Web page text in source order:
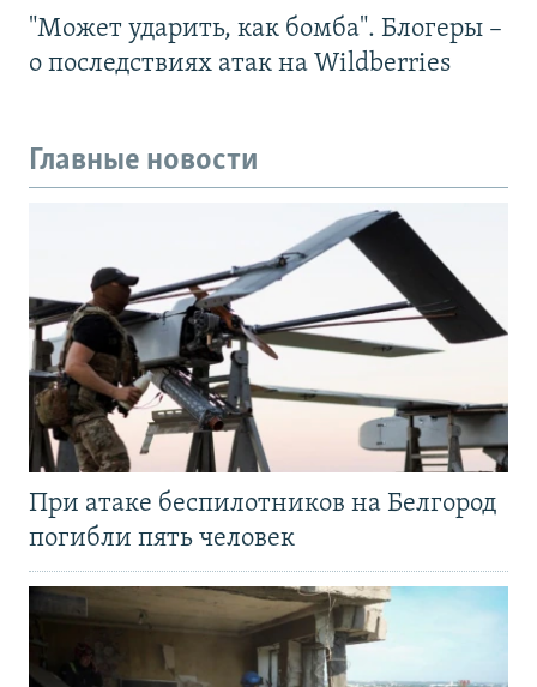
"Может ударить, как бомба". Блогеры –
о последствиях атак на Wildberries
Главные новости
При атаке беспилотников на Белгород
погибли пять человек